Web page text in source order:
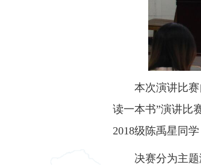
本次演讲比
读一本书”演讲比
2018级陈禹星同
决赛分为主